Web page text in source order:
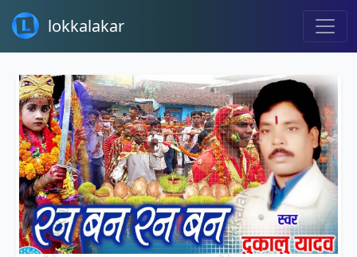
lokkalakar